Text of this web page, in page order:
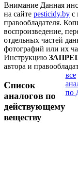
Внимание Данная
на сайте pesticidy.by с
правообладателя.
воспроизведение,
отдельных частей
фотографий или их
Инструкцию
автора и
Список
аналогов по
действующему
веществу
все
по